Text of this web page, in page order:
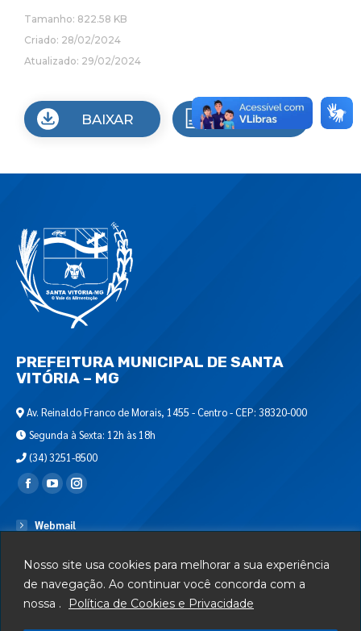
Nosso site usa cookies para melhorar a sua experiência
de navegação. Ao continuar você concorda com a
nossa .
Política de Cookies e Privacidade
Tamanho: 822.58 KB
Criado: 28/02/2024
Atualizado: 29/02/2024
BAIXAR VISUALIZAR
PREFEITURA MUNICIPAL DE SANTA
VITÓRIA – MG
Av. Reinaldo Franco de Morais, 1455 - Centro - CEP: 38320-000
Segunda à Sexta: 12h às 18h
(34) 3251-8500
Encontre-nos em:
Webmail
Serviços
Telefones Úteis